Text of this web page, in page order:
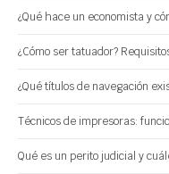
¿Qué hace un economista y
¿Cómo ser tatuador?
¿Qué títulos de navegación
Técnicos de impresoras:
Qué es un perito judicial y